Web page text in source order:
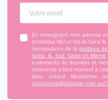
Votre Email
En renseignant mon adresse
d'Initiative Melun Val de Seine
connaissance de la politique
Seine & Sud Seine-et-Marne
traitements de données et
désinscrire à tout moment à
dans chaque Newsletter
plateforme@initiative-mvs-